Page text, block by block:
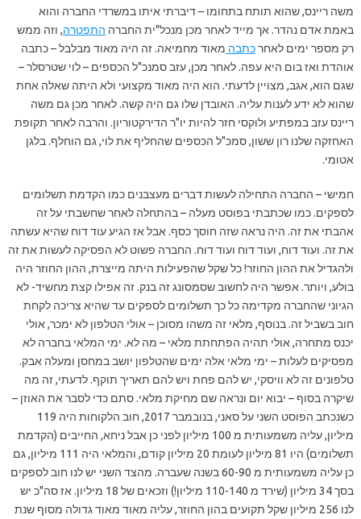
משה ריינס, שהוא תותח בתחומו – דיברתי איתו במשרדי החברה והוא
באמת אדם נהדר. אך מייד לאחר מכן מנכל"ית החברההתפטרה, וזה ממש
רק מספר ימים לאחרכתבהמאוד מחמיאה. זה היה מאוד מבלבל – כתבה
אוהדת ואז בום היא עפה. לאחר מכן, עזב סמנכ"ל הכספים – לוי שטרסלר –
שגם הוא, אגב, מצויין לדעתי. הוא היה מאוד מקצועי ולא היתה שאלה אחת
שהוא לא ידע לענות עליה. האובדן שלו גם היה קשה. לאחר מכן גם משה
ריינס עזב במפתיע ולוקסי חזר להיות יו"ר הדירקטוריון. והרבה לאחר תקופת
האחזקה שלנו רון ששון, סמכ"ל הכספים שהחליף את לוי, גם הוחלף. בלגן
אטומי.
חמישי – החברה התחילה לעשות דברים מעצבנים כמו הקדמת תשלומים
לספקים. כמו שכתבתי בפוסט מעלה – בהתחלה לאחר שחשבתי על זה
אהבתי את זה. היה נראה שזה חוסך כסף. אבל אז הגיע עוד דוח שהיא עשתה
את זה. ועוד דוח, ועוד דוח ועוד דוח. החברה פשוט לא הפסיקה לעשות את זה
ולהגדיל את ההון החוזר! כל שקל שהפעילות היתה מייצרת, ההון החוזר היה
בולע, ויותר. אפשר היה לחשוב שסמסונג זה בנק. זה אפילו קצת מחשיד- לא
הגיוני שהחברה מקדימה כל כך תשלומים לספקים עד שהיא צריכה לקחת
חוב בשביל זה. בנוסף, מלאי זה משהו מסוכן – אולי הטלפון לא ימכר, אולי
יכנס מתחרה, אולי תהיה הפתחתת מלאי – מה לא. ימי המלאי בחברה לא
מפסיקים לעלות – ימי מלאי אלה ימים שהטלפון יושב במחסן ומעלה אבק.
טלפונים זה לא וויסקי, יש להם פחת ויש להם תאריך תוקף. לדעתי, זה מה
שיקרה בסוף – יבוא יום ונראה שם מחיקת מלאי. סתם כדי לסבר את האוזן –
כשנכתב הפוסט השני על סאני, בנובמבר 2017, חוב הלקוחות היה 119
מיליון, עליה משמעותית מ 100 מיליון לפני כן אבל ניחא, החייבים (הקדמת
תשלומים) היו 81 מיליון לעומת 20 מיליון קודם, והמלאי היה 111 מיליון, גם
כן עליה משמעותית מ 60-90 בשנה שעברה. מהצד השני יש לנו חוב לספקים
בסך 34 מיליון (שירד מ 110-140 מיליון!) וזכאים של 18 מיליון. אז סה"כ יש
לנו 256 מיליון שקל תקועים בהון החוזר, עליה מאוד מאוד גדולה מסוף שנת